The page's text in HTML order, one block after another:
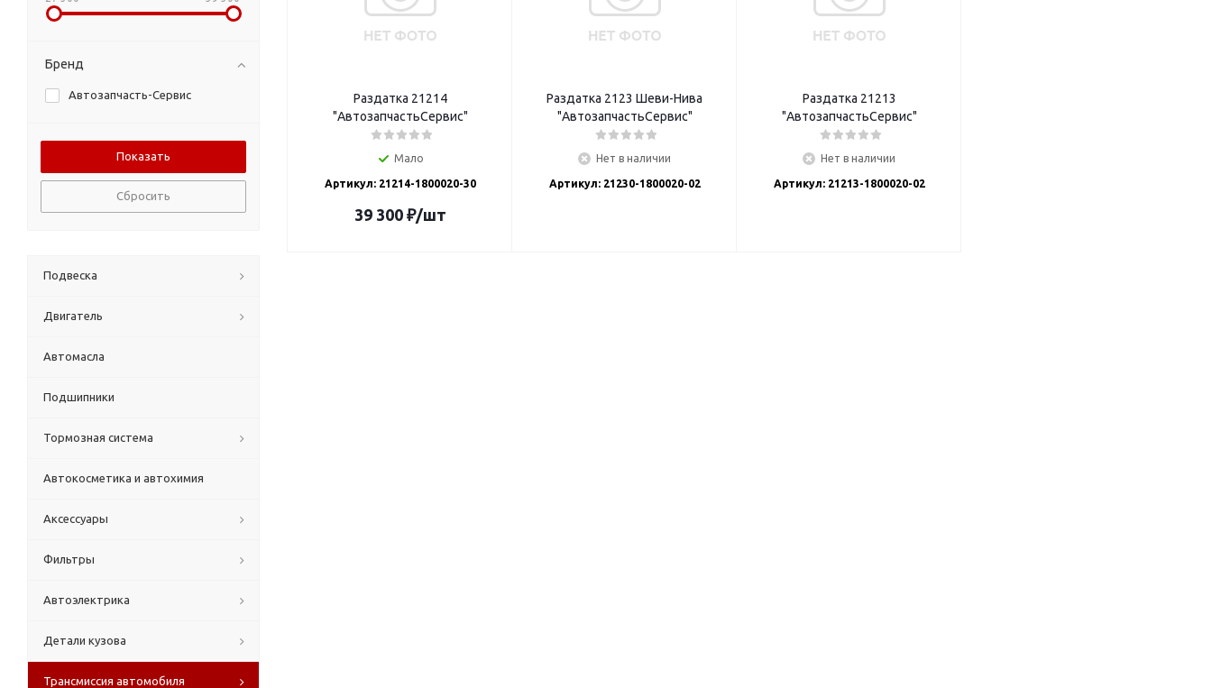
Раздатка 21214
"АвтозапчастьСервис"
Мало
Артикул: 21214-1800020-30
39 300₽/шт
Раздатка 2123 Шеви-Нива
"АвтозапчастьСервис"
Нет в наличии
Артикул: 21230-1800020-02
Раздатка 21213
"АвтозапчастьСервис"
Нет в наличии
Артикул: 21213-1800020-02
Бренд
Автозапчасть-Сервис
Сбросить
Подвеска
Двигатель
Автомасла
Подшипники
Тормозная система
Автокосметика и автохимия
Аксессуары
Фильтры
Автоэлектрика
Детали кузова
Трансмиссия автомобиля